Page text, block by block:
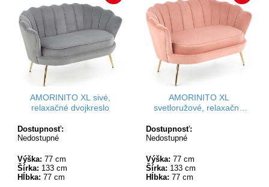
AMORINITO XL sivé,
relaxačné dvojkreslo
Dostupnosť:
Nedostupné
Výška: 77 cm
Šírka: 133 cm
Hĺbka: 77 cm
AMORINITO XL
svetloružové, relaxačné
Dostupnosť:
Nedostupné
Výška: 77 cm
Šírka: 133 cm
Hĺbka: 77 cm